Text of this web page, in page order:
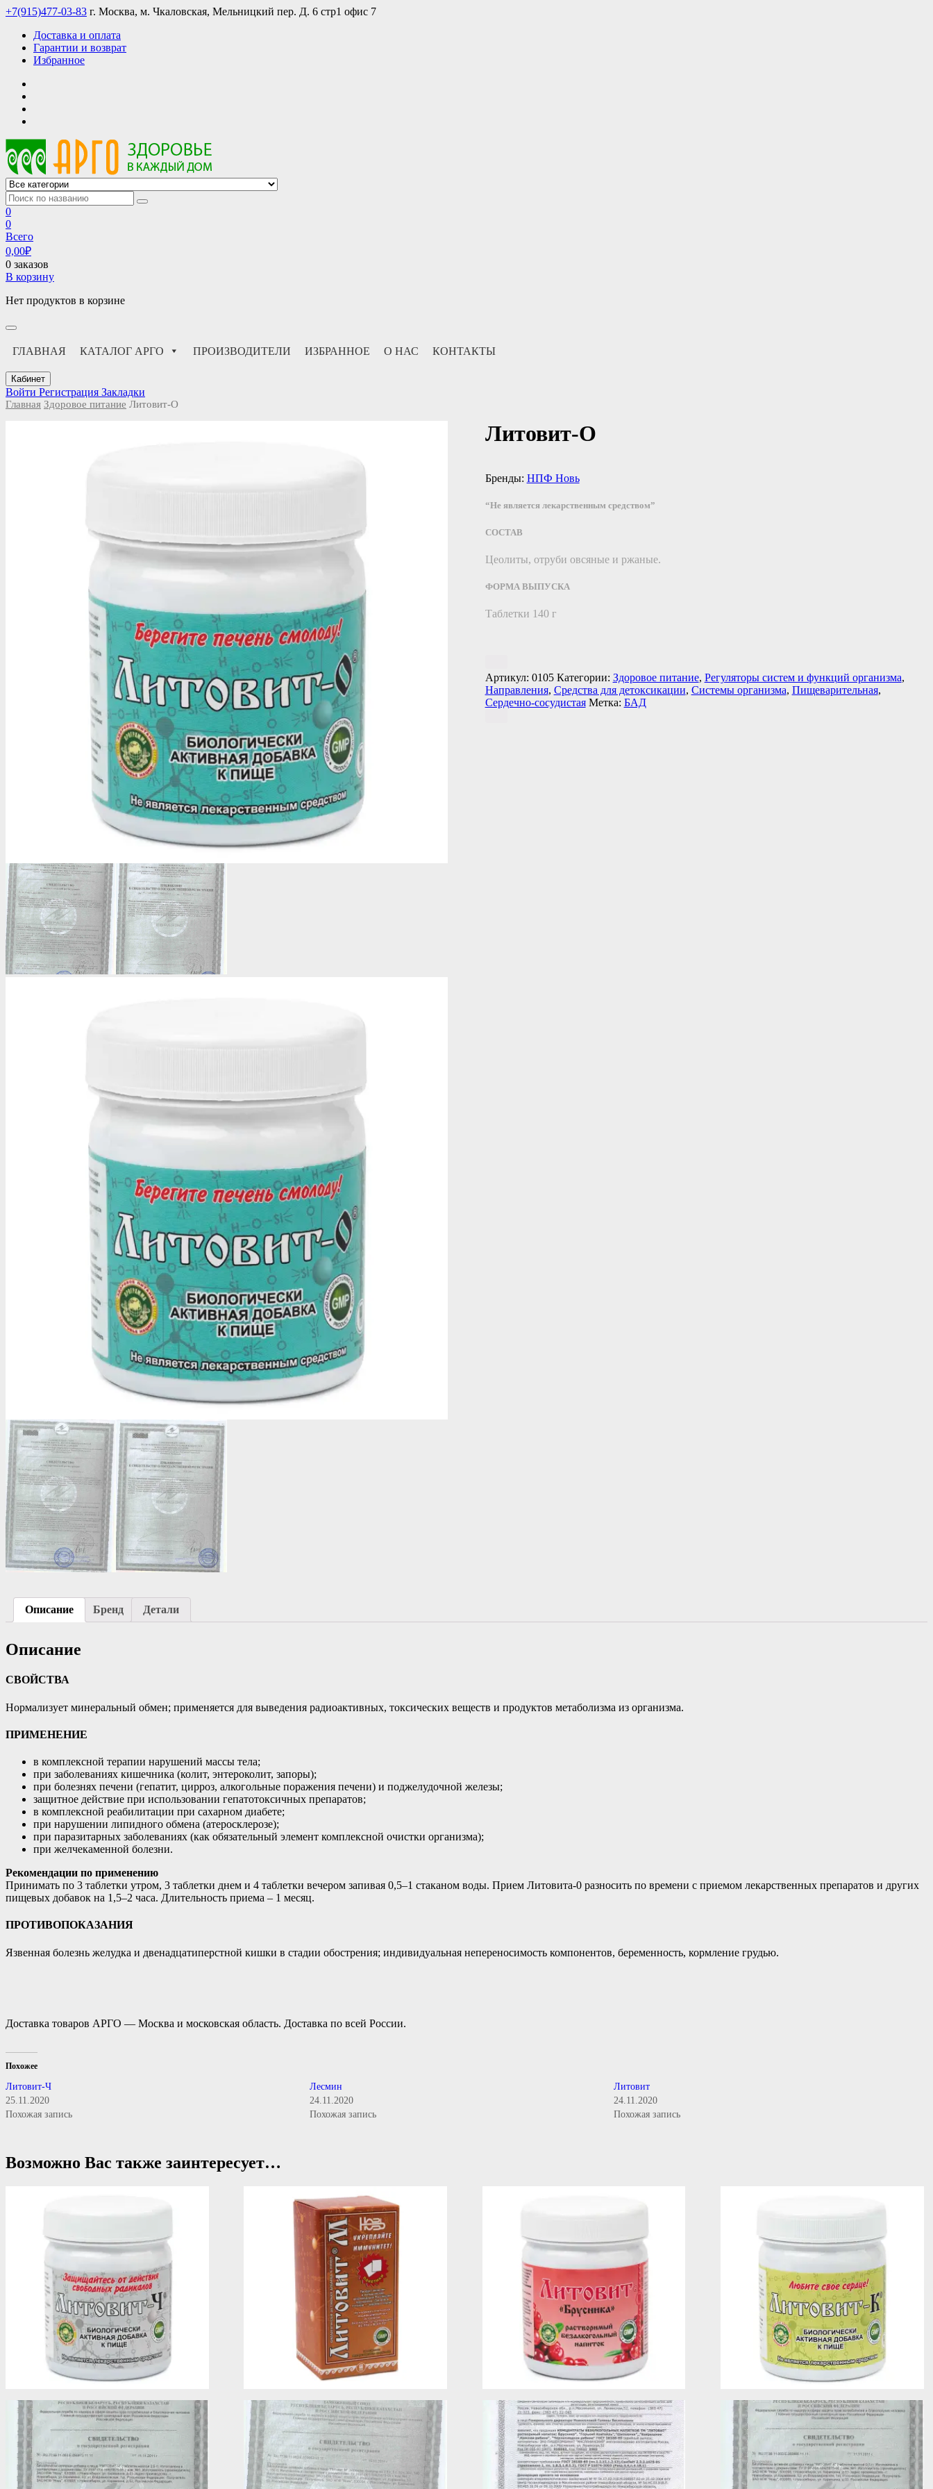
Skip
content
+7(915)477-03-83 г. Москва, м. Чкаловская, Мельницкий пер. Д. 6 стр1 офис 7
Доставка и оплата
Гарантии и возврат
Избранное
АРГО интернет магазин, доставка в Москве и по всей России
АРГО каталог каталог продукции, официальные цены
0
0
Всего
0,00₽
0 заказов
В корзину
Нет продуктов в корзине
ГЛАВНАЯ КАТАЛОГ АРГО ПРОИЗВОДИТЕЛИ ИЗБРАННОЕ О НАС КОНТАКТЫ
Кабинет
Войти Регистрация Закладки
Главная Здоровое питание Литовит-О
Литовит-О
Бренды: НПФ Новь
“Не является лекарственным средством”
СОСТАВ
Цеолиты, отруби овсяные и ржаные.
ФОРМА ВЫПУСКА
Таблетки 140 г
Артикул: 0105 Категории: Здоровое питание, Регуляторы систем и функций организма,
Направления, Средства для детоксикации, Системы организма, Пищеварительная,
Сердечно-сосудистая Метка: БАД
Описание Бренд Детали
Описание
СВОЙСТВА
Нормализует минеральный обмен; применяется для выведения радиоактивных, токсических веществ и продуктов метаболизма из организма.
ПРИМЕНЕНИЕ
в комплексной терапии нарушений массы тела;
при заболеваниях кишечника (колит, энтероколит, запоры);
при болезнях печени (гепатит, цирроз, алкогольные поражения печени) и поджелудочной железы;
защитное действие при использовании гепатотоксичных препаратов;
в комплексной реабилитации при сахарном диабете;
при нарушении липидного обмена (атеросклерозе);
при паразитарных заболеваниях (как обязательный элемент комплексной очистки организма);
при желчекаменной болезни.
Рекомендации по применению
Принимать по 3 таблетки утром, 3 таблетки днем и 4 таблетки вечером запивая 0,5–1 стаканом воды. Прием Литовита-0 разносить по времени с приемом лекарственных препаратов и других
пищевых добавок на 1,5–2 часа. Длительность приема – 1 месяц.
ПРОТИВОПОКАЗАНИЯ
Язвенная болезнь желудка и двенадцатиперстной кишки в стадии обострения; индивидуальная непереносимость компонентов, беременность, кормление грудью.
Доставка товаров АРГО — Москва и московская область. Доставка по всей России.
Похожее
Литовит-Ч
25.11.2020
Похожая запись
Лесмин
24.11.2020
Похожая запись
Литовит
24.11.2020
Похожая запись
Возможно Вас также заинтересует…